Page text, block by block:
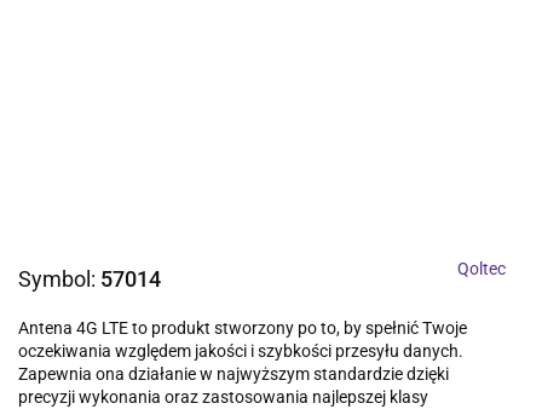
Symbol: 57014 Qoltec
Antena 4G LTE to produkt stworzony po to, by spełnić Twoje
oczekiwania względem jakości i szybkości przesyłu danych.
Zapewnia ona działanie w najwyższym standardzie dzięki
precyzji wykonania oraz zastosowania najlepszej klasy